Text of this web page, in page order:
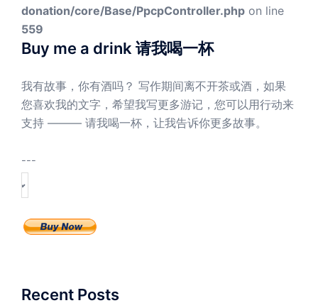
donation/core/Base/PpcpController.php on line
559
Buy me a drink 请我喝一杯
我有故事，你有酒吗？ 写作期间离不开茶或酒，如果
您喜欢我的文字，希望我写更多游记，您可以用行动来
支持 ——— 请我喝一杯，让我告诉你更多故事。
---
Recent Posts